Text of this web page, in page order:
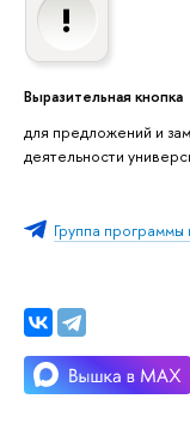
Выразительная кнопка
для предложений и
деятельности
Группа программы